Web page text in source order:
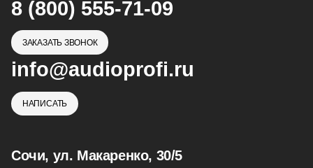
8 (800) 555-71-09
ЗАКАЗАТЬ ЗВОНОК
info@audioprofi.ru
НАПИСАТЬ
Сочи, ул. Макаренко, 30/5